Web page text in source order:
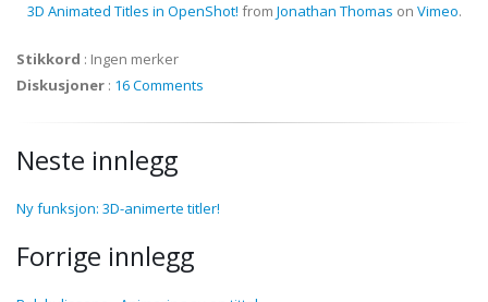
3D Animated Titles in OpenShot! from Jonathan Thomas on Vimeo.
Stikkord : Ingen merker
Diskusjoner : 16 Comments
Neste innlegg
Ny funksjon: 3D-animerte titler!
Forrige innlegg